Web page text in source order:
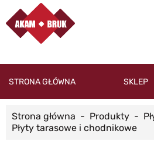
STRONA GŁÓWNA SKLEP
Strona główna Produkty
Płyty tarasowe i chodnikowe